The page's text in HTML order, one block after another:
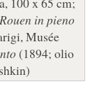
in pieno
Musée
(1894; olio